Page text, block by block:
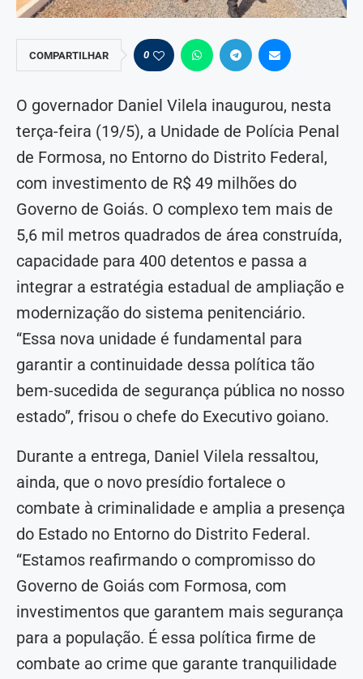
COMPARTILHAR 0
O governador Daniel Vilela inaugurou, nesta
terça-feira (19/5), a Unidade de Polícia Penal
de Formosa, no Entorno do Distrito Federal,
com investimento de R$ 49 milhões do
Governo de Goiás. O complexo tem mais de
5,6 mil metros quadrados de área construída,
capacidade para 400 detentos e passa a
integrar a estratégia estadual de ampliação e
modernização do sistema penitenciário.
“Essa nova unidade é fundamental para
garantir a continuidade dessa política tão
bem-sucedida de segurança pública no nosso
estado”, frisou o chefe do Executivo goiano.
Durante a entrega, Daniel Vilela ressaltou,
ainda, que o novo presídio fortalece o
combate à criminalidade e amplia a presença
do Estado no Entorno do Distrito Federal.
“Estamos reafirmando o compromisso do
Governo de Goiás com Formosa, com
investimentos que garantem mais segurança
para a população. É essa política firme de
combate ao crime que garante tranquilidade